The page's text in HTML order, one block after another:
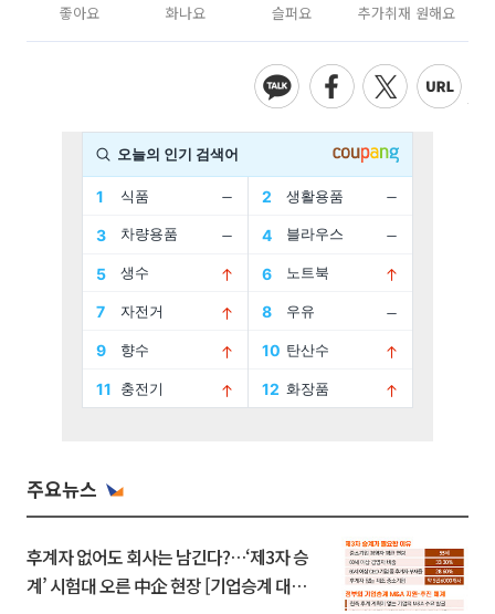
좋아요 화나요 슬퍼요 추가취재 원해요
주요뉴스
후계자 없어도 회사는 남긴다?…‘제3자 승
계’ 시험대 오른 中企 현장 [기업승계 대전